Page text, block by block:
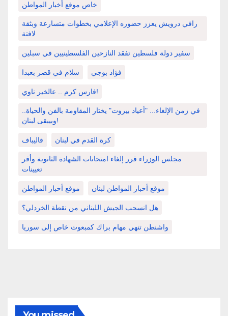
خاص موقع أخبار المواطن
رافي درويش يعزز حضوره الإعلامي بخطوات متسارعة وبثقة
لافتة
سفير دولة فلسطين تفقد النازحين الفلسطينيين في سبلين
سلام في قصر بعبدا فؤاد بوجي
فارس كرم .. عالخير ناوي!
في زمن الإلغاء... "أعياد بيروت" يختار المقاومة بالفن والحياة..
وبيبقى لبنان!
قاليباف كرة القدم في لبنان
مجلس الوزراء قرر إلغاء امتحانات الشهادة الثانوية وأقر
تعيينات
موقع أخبار المواطن موقع أخبار المواطن لبنان
هل انسحب الجيش اللبناني من نقطة الخردلي؟
واشنطن تنهي مهام براك كمبعوث خاص إلى سوريا